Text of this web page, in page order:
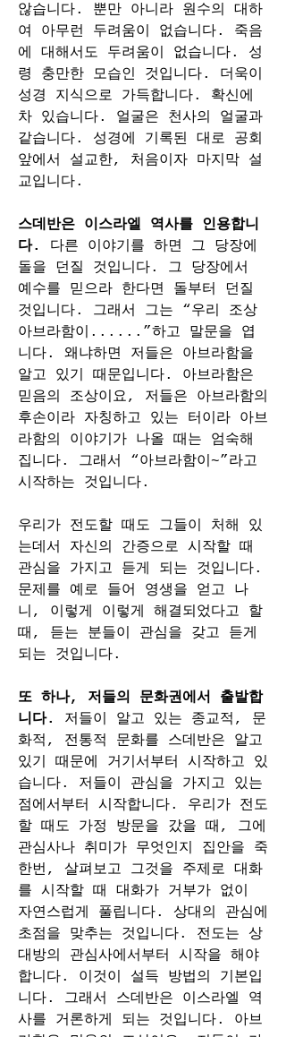
않습니다. 뿐만 아니라 원수의 대하
여 아무런 두려움이 없습니다. 죽음
에 대해서도 두려움이 없습니다. 성
령 충만한 모습인 것입니다. 더욱이
성경 지식으로 가득합니다. 확신에
차 있습니다. 얼굴은 천사의 얼굴과
같습니다. 성경에 기록된 대로 공회
앞에서 설교한, 처음이자 마지막 설
교입니다.
스데반은 이스라엘 역사를 인용합니
다. 다른 이야기를 하면 그 당장에
돌을 던질 것입니다. 그 당장에서
예수를 믿으라 한다면 돌부터 던질
것입니다. 그래서 그는 “우리 조상
아브라함이......”하고 말문을 엽
니다. 왜냐하면 저들은 아브라함을
알고 있기 때문입니다. 아브라함은
믿음의 조상이요, 저들은 아브라함의
후손이라 자칭하고 있는 터이라 아브
라함의 이야기가 나올 때는 엄숙해
집니다. 그래서 “아브라함이~”라고
시작하는 것입니다.
우리가 전도할 때도 그들이 처해 있
는데서 자신의 간증으로 시작할 때
관심을 가지고 듣게 되는 것입니다.
문제를 예로 들어 영생을 얻고 나
니, 이렇게 이렇게 해결되었다고 할
때, 듣는 분들이 관심을 갖고 듣게
되는 것입니다.
또 하나, 저들의 문화권에서 출발합
니다. 저들이 알고 있는 종교적, 문
화적, 전통적 문화를 스데반은 알고
있기 때문에 거기서부터 시작하고 있
습니다. 저들이 관심을 가지고 있는
점에서부터 시작합니다. 우리가 전도
할 때도 가정 방문을 갔을 때, 그에
관심사나 취미가 무엇인지 집안을 죽
한번, 살펴보고 그것을 주제로 대화
를 시작할 때 대화가 거부가 없이
자연스럽게 풀립니다. 상대의 관심에
초점을 맞추는 것입니다. 전도는 상
대방의 관심사에서부터 시작을 해야
합니다. 이것이 설득 방법의 기본입
니다. 그래서 스데반은 이스라엘 역
사를 거론하게 되는 것입니다. 아브